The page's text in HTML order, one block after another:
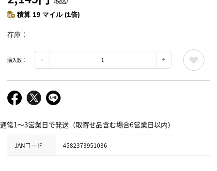
積算 19 マイル (1倍)
在庫
購入数：
通常1～3営業日で発送（取寄せ品含む場合6営業日以内）
JANコード 4582373951036